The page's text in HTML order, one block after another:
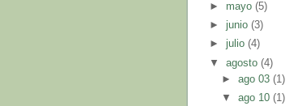
► mayo(5)
►junio(3)
►julio(4)
▼agosto(4)
►ago 03(1)
▼ago 10(1)